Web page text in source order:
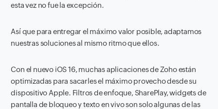
esta vez no fue la excepción.
Así que para entregar el máximo valor posible, adaptamos
nuestras soluciones al mismo ritmo que ellos.
Con el nuevo iOS 16, muchas aplicaciones de Zoho están
optimizadas para sacarles el máximo provecho desde su
dispositivo Apple. Filtros de enfoque, SharePlay, widgets de
pantalla de bloqueo y texto en vivo son solo algunas de las